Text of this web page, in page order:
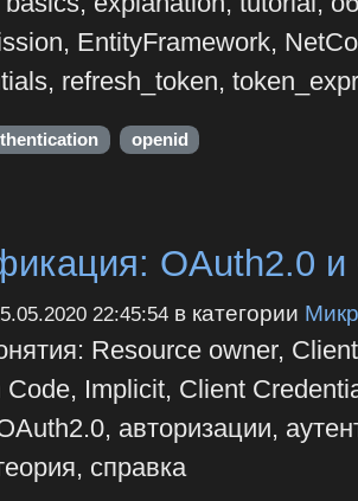
EntityFramework,
refresh_token,
openid
OAuth2.0
22:45:54в категории
Resource owner,
Implicit, Client
авторизации,
справка